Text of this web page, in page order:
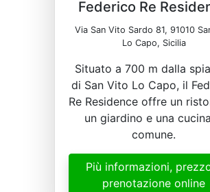
Federico Re
Via San Vito Sardo 81, 91010
Lo Capo, Sicilia
Situato a 700 m dalla
di San Vito Lo Capo, il
Re Residence offre un
un giardino e una
comune.
Più informazioni,
prenotazione online